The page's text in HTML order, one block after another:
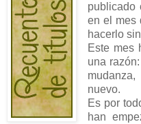
publicado
en el mes
hacerlo
Este mes
una
nuevo.
Es por
han